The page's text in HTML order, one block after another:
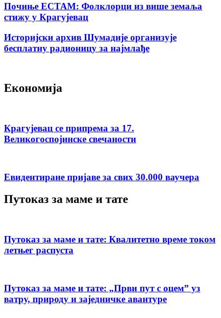
Почиње ЕСТАМ: Фолклорци из више земаља
стижу у Крагујевац
Историјски архив Шумадије организује
бесплатну радионицу за најмлађе
Економија
Крагујевац се припрема за 17.
Великогоспојинске свечаности
Евидентиране пријаве за свих 30.000 ваучера
Путоказ за маме и тате
Путоказ за маме и тате: Квалитетно време током
летњег распуста
Путоказ за маме и тате: „Први пут с оцемˮ уз
ватру, природу и заједничке авантуре